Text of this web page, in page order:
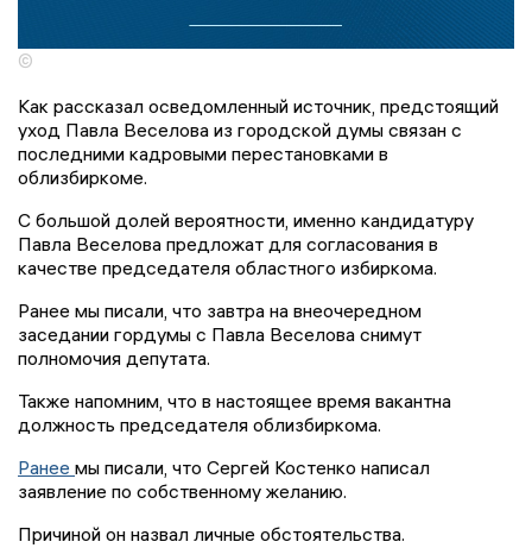
©
Как рассказал осведомленный источник, предстоящий
уход Павла Веселова из городской думы связан с
последними кадровыми перестановками в
облизбиркоме.
С большой долей вероятности, именно кандидатуру
Павла Веселова предложат для согласования в
качестве председателя областного избиркома.
Ранее мы писали, что завтра на внеочередном
заседании гордумы с Павла Веселова снимут
полномочия депутата.
Также напомним, что в настоящее время вакантна
должность председателя облизбиркома.
Ранее мы писали, что Сергей Костенко написал
заявление по собственному желанию.
Причиной он назвал личные обстоятельства.